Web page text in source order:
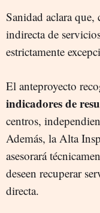
Sanidad aclara que,
indirecta de
estrictamente
El anteproyecto
indicadores de
centros,
Además, la Alta
asesorará
deseen recuperar
directa.